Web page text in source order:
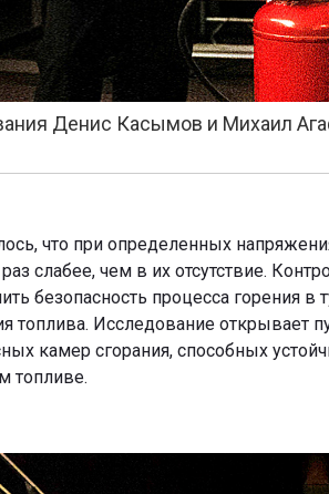
Денис Касымов и Михаил
что при определенных
слабее, чем в их отсутствие.
безопасность процесса горения
топлива. Исследование открывает
камер сгорания, способных
топливе.